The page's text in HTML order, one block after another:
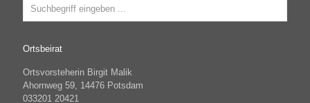
Ortsbeirat
Ortsvorsteherin Birgit Malik
Ahornweg 59, 14476 Potsdam
033201 20421